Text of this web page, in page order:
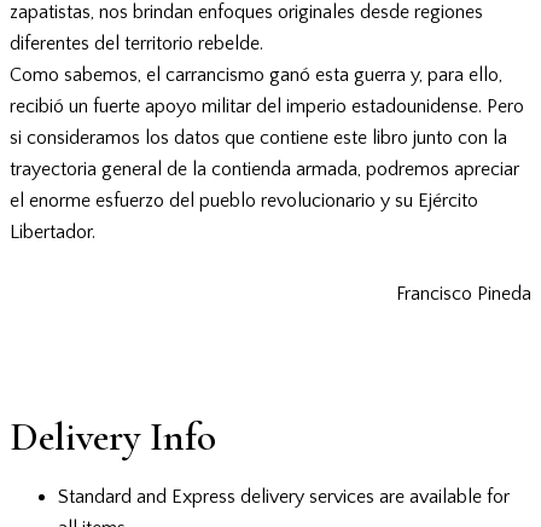
zapatistas, nos brindan enfoques originales desde regiones
diferentes del territorio rebelde.
Como sabemos, el carrancismo ganó esta guerra y, para ello,
recibió un fuerte apoyo militar del imperio estadounidense. Pero
si consideramos los datos que contiene este libro junto con la
trayectoria general de la contienda armada, podremos apreciar
el enorme esfuerzo del pueblo revolucionario y su Ejército
Libertador.
Francisco Pineda
Delivery Info
Standard and Express delivery services are available for